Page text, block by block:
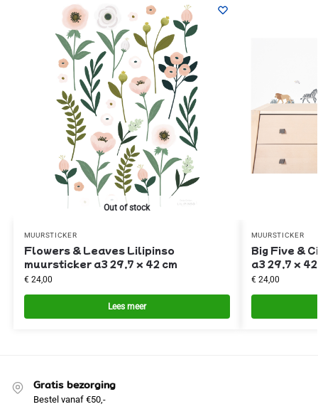
Out of stock
MUURSTICKER
Flowers & Leaves Lilipinso
muursticker a3 29,7 x 42 cm
€24,00
Lees meer
MUURSTICKER
Big Five &
a3 29,7 x
€24,00
Gratis bezorging
Bestel vanaf €50,-